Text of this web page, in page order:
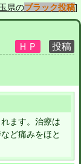
県のブラック投稿]
ます。治療は
ど痛みをほと